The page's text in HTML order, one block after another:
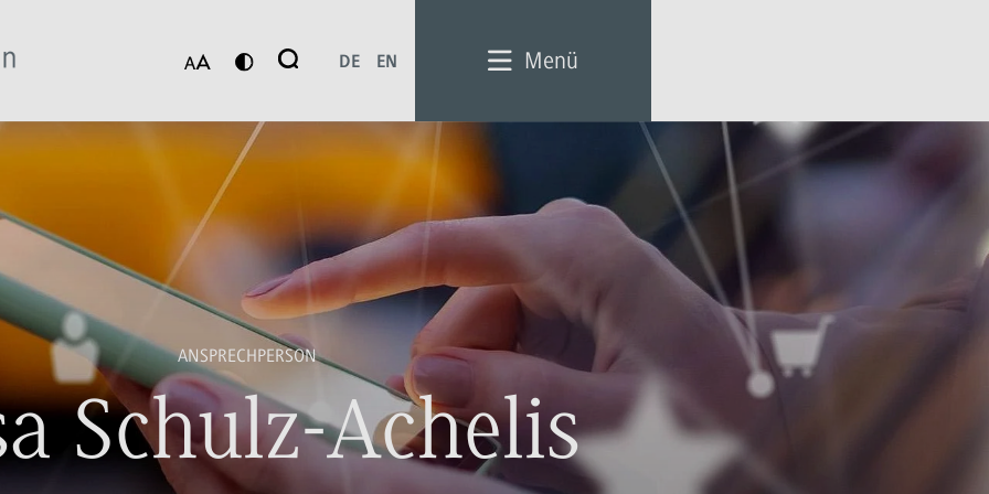
Suche
DE EN Menü
ANSPRECHPERSON
Schulz-Achelis